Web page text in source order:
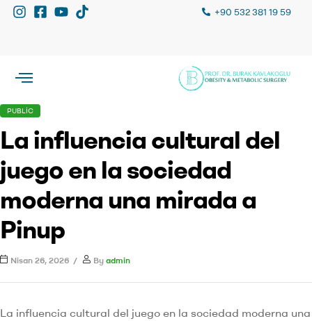
+90 532 381 19 59
PUBLIC
La influencia cultural del
juego en la sociedad
moderna una mirada a
Pinup
Nisan 26, 2026 By admin
La influencia cultural del juego en la sociedad moderna una